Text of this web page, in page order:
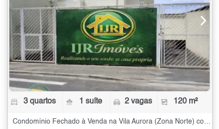
3 quartos 1 suíte 2 vagas 120 m²
Condomínio Fechado à Venda na Vila Aurora (Zona Norte) com 3 quartos - 120 m²